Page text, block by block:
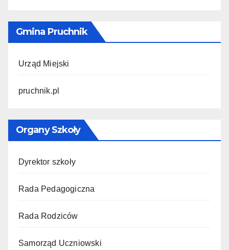
Gmina Pruchnik
Urząd Miejski
pruchnik.pl
Organy Szkoły
Dyrektor szkoły
Rada Pedagogiczna
Rada Rodziców
Samorząd Uczniowski